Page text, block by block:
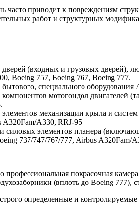
часто приводит к повреждениям
работ и структурных
(входных и грузовых дверей),
Boeing 757, Boeing 767, Boeing 777.
специального оборудования
мотогондол двигателей
механизации крыла и
A320Fam/A330, RRJ-95.
элементов планера
737/747/767/777, Airbus A320Fam/
профессиональная покрасочная
(вплоть до Boeing
определенные и